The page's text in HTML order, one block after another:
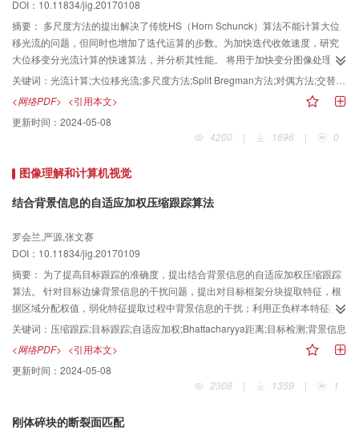
奠定了基础。 经验证，本文校正方法适用于定向移动的复合刚体部件的区域校
正，能够实现车钩缓冲图像中各个软连接部件的高精度校正，满足车钩缓冲图
像校正的需要。
DOI：10.11834/jig.20170108
摘要： 多尺度方法的提出解决了传统HS（Horn Schunck）算法不能计算大位
移光流的问题，但同时也增加了迭代运算的步数。为加快迭代收敛速度，研究
大位移变分光流计算的快速算法，并分析其性能。 将用于加快变分图像处理迭
代运算的Split Bregman方法、对偶方法和交替方向乘子法应用到大位移光流计
算中。 分别进行了精度、迭代步数、运行时间的对比实验。引入3种快速方法的
模型均能够在保证精度的同时，在较少时间内计算出图像序列的光流场，所需
时间为传统方法的11%~42%。 将3种快速方法应用到大位移变分光流计算中，
对于不同图像序列均可以较大地提高计算效率。
关键词： 光流计算;大位移光流;多尺度方法;Split Bregman方法;对偶方法;交替方向乘子法
<网络PDF> <引用本文>
更新时间： 2024-05-08
4200
| 1696 | 0
图像理解和计算机视觉
结合背景信息的自适应加权压缩跟踪算法
罗会兰,严源,张文赛
DOI：10.11834/jig.20170109
摘要： 为了提高目标跟踪的准确度，提出结合背景信息的自适应加权压缩跟踪
算法。 针对目标边缘背景信息的干扰问题，提出对目标框架分块提取特征，根
据区域分配权值，弱化特征提取过程中背景信息的干扰；利用正负样本特征概
率分布的Bhattacharyya距离，自适应地选取区分度较大的特征进行分类器训
练，提高分类器的鲁棒性；针对目标遮挡导致分类器分类不准确问题，提出设
置目标遮挡检测机制，结合目标和局部背景信息对目标实现遮挡环境下的跟
踪。 与目前较流行的5种算法在6个具有挑战性的序列中进行比较，本文提出的
算法平均跟踪率达到90%，平均每帧耗时0.088 6 s。 本文算法在背景干扰，光
关键词： 压缩跟踪;目标跟踪;自适应加权;Bhattacharyya距离;目标检测;背景信息
<网络PDF> <引用本文>
更新时间： 2024-05-08
2308
| 1359 | 1
刚体碎块的断裂面匹配